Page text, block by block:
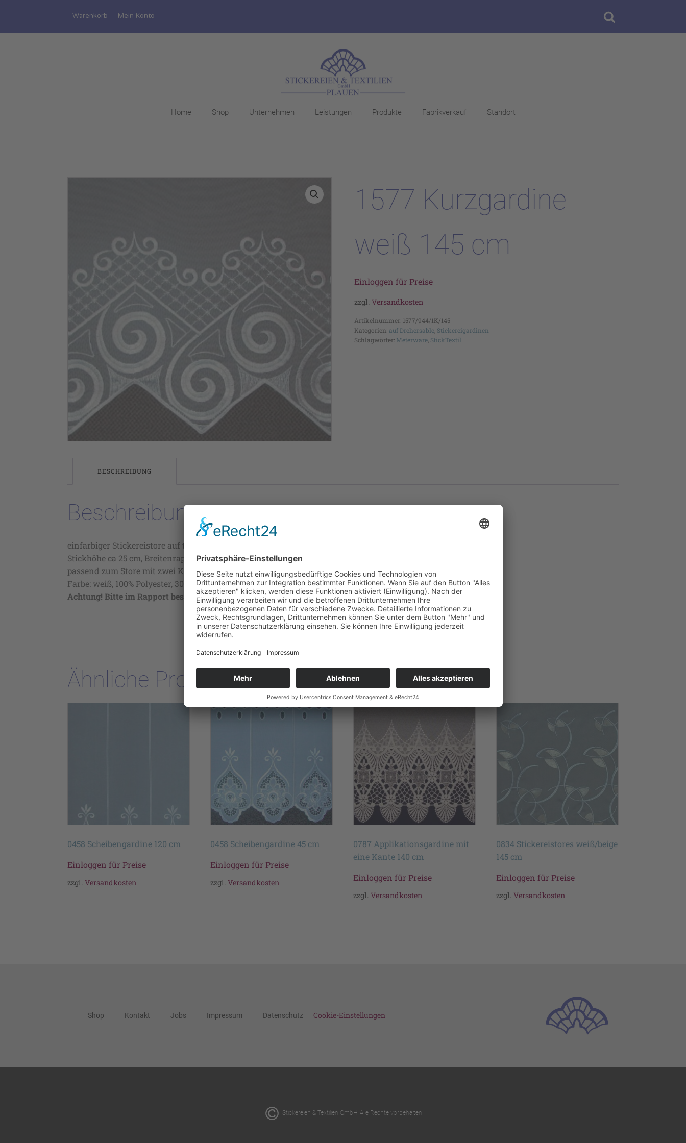
Warenkorb Mein Konto
Home Shop Unternehmen Leistungen Produkte Fabrikverkauf Standort
1577 Kurzgardine
weiß 145 cm
Einloggen für Preise
zzgl. Versandkosten
Artikelnummer: 1577/944/1K/145
Kategorien: auf Drehersable, Stickereigardinen
Schlagwörter: Meterware, StickTextil
BESCHREIBUNG
Beschreibung
einfarbiger Stickereistore auf transparenter Webgardine mit einer Kante,
Stickhöhe ca 25 cm, Breitenrapport ca 16,3 cm
passend zum Store mit zwei Kanten 1577/944/1S
Farbe: weiß, 100% Polyester, 30° waschbar
Achtung! Bitte im Rapport bestellen.
Ähnliche Produkte
0458 Scheibengardine 120 cm
Einloggen für Preise
zzgl. Versandkosten
0458 Scheibengardine 45 cm
Einloggen für Preise
zzgl. Versandkosten
0787 Applikationsgardine mit
eine Kante 140 cm
Einloggen für Preise
zzgl. Versandkosten
0834 Stickereistores weiß/beige
145 cm
Einloggen für Preise
zzgl. Versandkosten
Shop Kontakt Jobs Impressum Datenschutz Cookie-Einstellungen
Stickereien & Textilien GmbH| Alle Rechte vorbehalten